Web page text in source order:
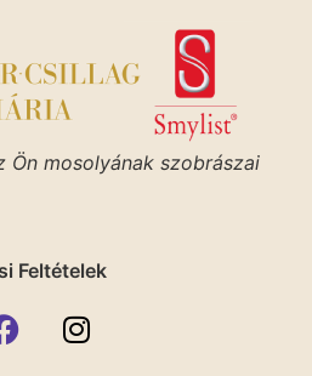
Ön mosolyának szobrászai
Feltételek